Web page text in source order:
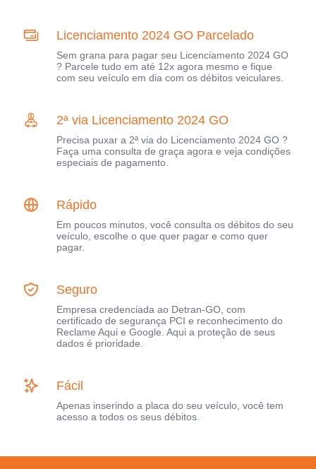
Licenciamento 2024 GO Parcelado
Sem grana para pagar seu Licenciamento 2024 GO
? Parcele tudo em até 12x agora mesmo e fique
com seu veículo em dia com os débitos veiculares.
2ª via Licenciamento 2024 GO
Precisa puxar a 2ª via do Licenciamento 2024 GO ?
Faça uma consulta de graça agora e veja condições
especiais de pagamento.
Rápido
Em poucos minutos, você consulta os débitos do seu
veículo, escolhe o que quer pagar e como quer
pagar.
Seguro
Empresa credenciada ao Detran-GO, com
certificado de segurança PCI e reconhecimento do
Reclame Aqui e Google. Aqui a proteção de seus
dados é prioridade.
Fácil
Apenas inserindo a placa do seu veículo, você tem
acesso a todos os seus débitos.